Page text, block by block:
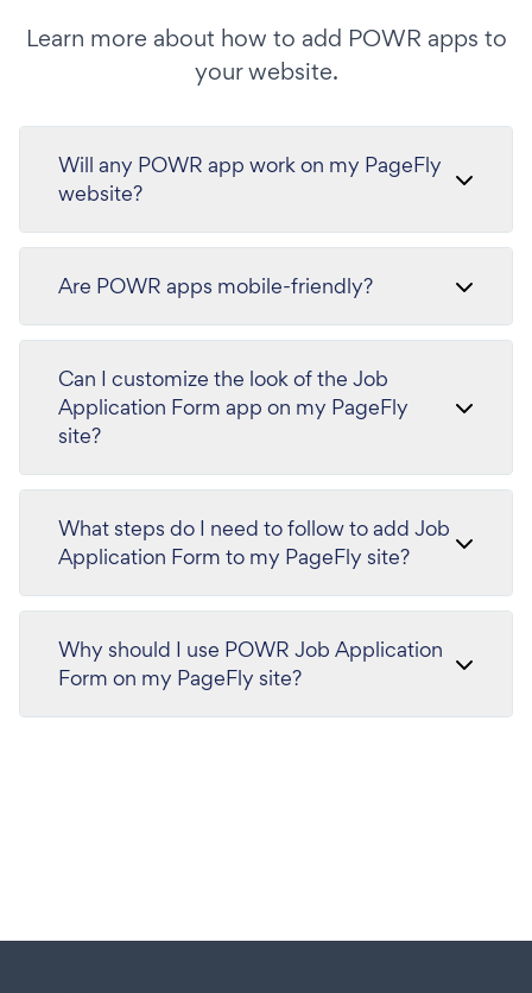
Learn more about how to add POWR apps to
your website.
Will any POWR app work on my PageFly
website?
Are POWR apps mobile-friendly?
Can I customize the look of the Job
Application Form app on my PageFly
site?
What steps do I need to follow to add Job
Application Form to my PageFly site?
Why should I use POWR Job Application
Form on my PageFly site?